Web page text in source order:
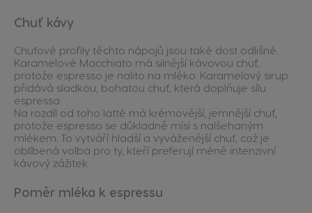
Chuť kávy
Chuťové profily těchto nápojů jsou také dost odlišné.
Karamelové Macchiato má silnější kávovou chuť,
protože espresso je nalito na mléko. Karamelový sirup
přidává sladkou, bohatou chuť, která doplňuje sílu
espressa.
Na rozdíl od toho latté má krémovější, jemnější chuť,
protože espresso se důkladně mísí s nalšehaným
mlékem. To vytváří hladší a vyváženější chuť, což je
oblíbená volba pro ty, kteří preferují méně intenzivní
kávový zážitek.
Poměr mléka k espressu